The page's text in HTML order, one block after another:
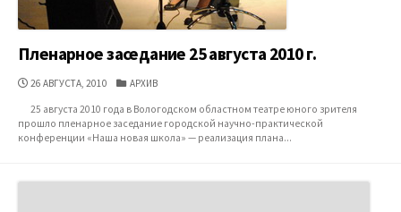
Пленарное заседание 25 августа 2010 г.
ДАТА
26 АВГУСТА, 2010 КАТЕГОРИИ
АРХИВ
25 августа 2010 года в Вологодском областном театре юного зрителя
прошло пленарное заседание городской научно-практической
конференции «Наша новая школа» — реализация плана...